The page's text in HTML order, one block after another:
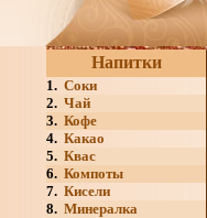
Напитки
1. Соки
2. Чай
3. Кофе
4. Какао
5. Квас
6. Компоты
7. Кисели
8. Минералка